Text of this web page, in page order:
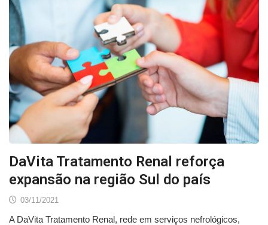
DaVita Tratamento Renal reforça
expansão na região Sul do país
03/11/2021
A DaVita Tratamento Renal, rede em serviços nefrológicos,